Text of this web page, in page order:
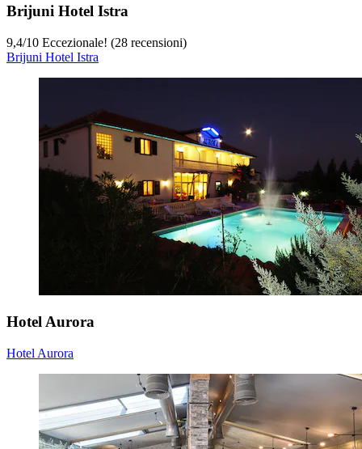
Brijuni Hotel Istra
9,4/10 Eccezionale! (28 recensioni)
Brijuni Hotel Istra
Hotel Aurora
Hotel Aurora